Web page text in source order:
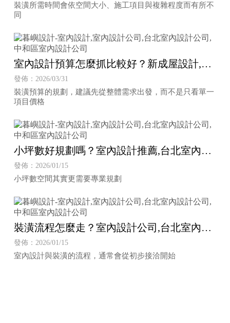
裝潢所需時間會依空間大小、施工項目與複雜程度而有所不
同
室內設計預算怎麼抓比較好？新成屋設計,台
北新成屋設計,中和區新成屋設計
發佈：2026/03/31
裝潢預算的規劃，建議先從整體需求出發，而不是只看單一
項目價格
小坪數好規劃嗎？室內設計推薦,台北室內設
計推薦,中和區室內設計推薦
發佈：2026/01/15
小坪數空間其實更需要專業規劃
裝潢流程怎麼走？室內設計公司,台北室內設
計公司,中和區室內設計公司
發佈：2026/01/15
室內設計與裝潢的流程，通常會從初步接洽開始